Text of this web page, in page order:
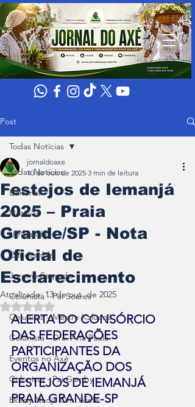
Post
Todas Notícias
Editorial
Noticias
Umbanda
Candomblé
Jurema Sagrada
Colunista - Pai Soares
Colunista - Mestre Kaluanã
Colunista - Dra. Ana Paula
Eventos no Axé
Colunista - Pai Gamby
Ekedy Nadja Ómi Afefé
Todas Notícias
Festejos de Iemanjá
2025 – Praia
Grande/SP - Nota
Oficial de
Esclarecimento
jornaldoaxe
10 de out. de 2025 3 min de leitura
Atualizado:13 de out. de 2025
Avaliado com NaN de 5 estrelas.
ALERTA DO CONSÓRCIO
DAS FEDERAÇÕES
PARTICIPANTES DA
ORGANIZAÇÃO DOS
FESTEJOS DE IEMANJÁ
PRAIA GRANDE-SP